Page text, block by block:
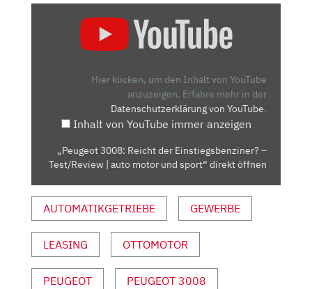
EINSTIEGSBENZINER?
MOTOR
SPORT“
VON
ANZEIGEN
Hier klicken, um den Inhalt von YouTube
anzuzeigen. Erfahre mehr in der
Datenschutzerklärung von YouTube.
Inhalt von YouTube immer anzeigen
„Peugeot 3008: Reicht der Einstiegsbenziner? –
Test/Review | auto motor und sport“ direkt öffnen
AUTOMATIKGETRIEBE GEWERBE
LEASING OTTOMOTOR
PEUGEOT PEUGEOT 3008